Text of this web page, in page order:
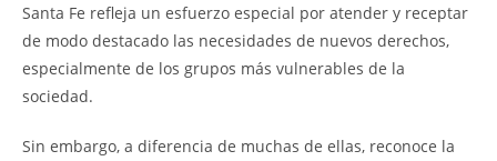
Santa Fe refleja un esfuerzo especial por atender y receptar
de modo destacado las necesidades de nuevos derechos,
especialmente de los grupos más vulnerables de la
sociedad.
Sin embargo, a diferencia de muchas de ellas, reconoce la